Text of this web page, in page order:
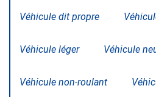
Véhicule dit propre
Véhicule léger Véhicule
Véhicule non-roulant